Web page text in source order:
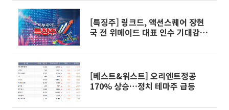
[특징주] 링크드, 액션스퀘어 장현
국 전 위메이드 대표 인수 기대감에
[베스트&워스트] 오리엔트정공
170% 상승…정치 테마주 급등